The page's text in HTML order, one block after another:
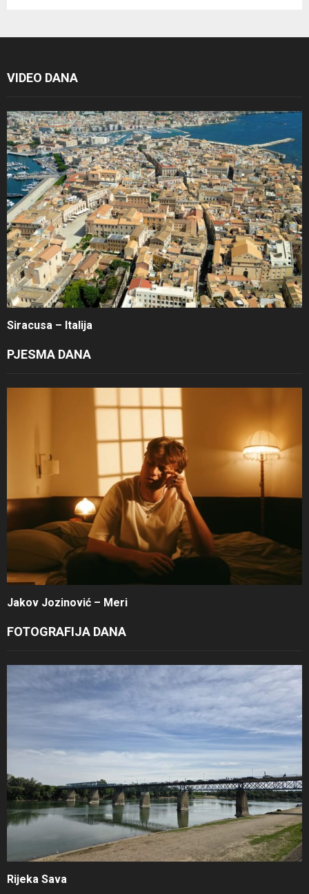
VIDEO DANA
Siracusa – Italija
PJESMA DANA
Jakov Jozinović – Meri
FOTOGRAFIJA DANA
Rijeka Sava